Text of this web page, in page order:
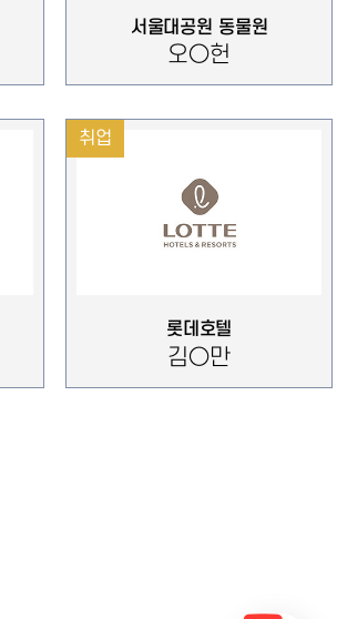
서울대공원 동물원
오○헌
취업
롯데호텔
김○만